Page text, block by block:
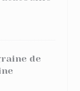
de